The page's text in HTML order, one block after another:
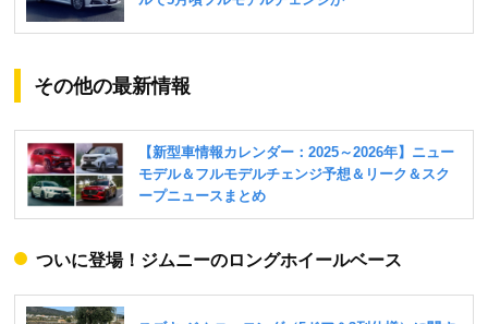
その他の最新情報
ついに登場！ジムニーのロングホイールベース